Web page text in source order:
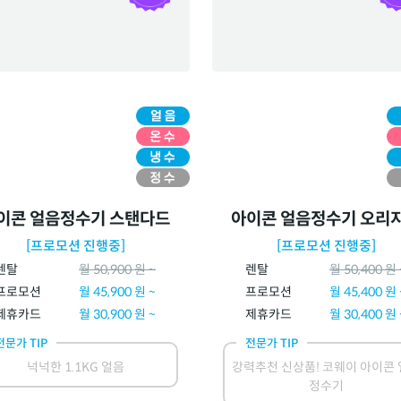
콘 얼음정수기 스탠다드
[프로모션 진행중]
탈 월50,900원 ~
로모션
월 45,900원 ~
휴카드
월 30,900원 ~
문가 TIP
넉넉한 1.1KG 얼음
아이콘 얼음정수기 오리
[프로모션 진행중]
렌탈 월50,400원
프로모션
월 45,400원
제휴카드
월 30,400원
전문가 TIP
강력추천 신상품! 코웨이 아이콘
정수기